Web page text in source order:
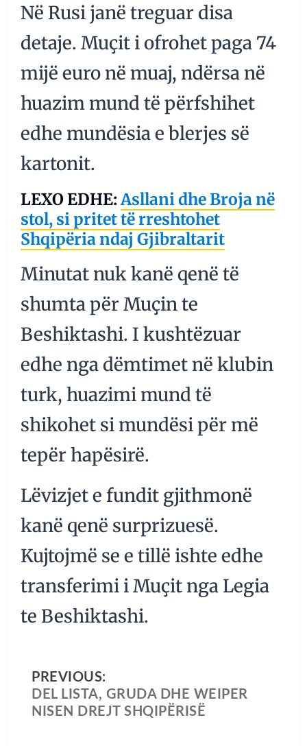
Në Rusi janë treguar disa
detaje. Muçit i ofrohet paga 74
mijë euro në muaj, ndërsa në
huazim mund të përfshihet
edhe mundësia e blerjes së
kartonit.
LEXO EDHE:Asllani dhe Broja në
stol, si pritet të rreshtohet
Shqipëria ndaj Gjibraltarit
Minutat nuk kanë qenë të
shumta për Muçin te
Beshiktashi. I kushtëzuar
edhe nga dëmtimet në klubin
turk, huazimi mund të
shikohet si mundësi për më
tepër hapësirë.
Lëvizjet e fundit gjithmonë
kanë qenë surprizuesë.
Kujtojmë se e tillë ishte edhe
transferimi i Muçit nga Legia
te Beshiktashi.
PREVIOUS:
DEL LISTA, GRUDA DHE WEIPER
NISEN DREJT SHQIPËRISË